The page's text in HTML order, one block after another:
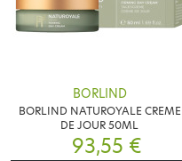
BORLIND
BORLIND NATUROYALE CREME
DE JOUR 50ML
93,55 €